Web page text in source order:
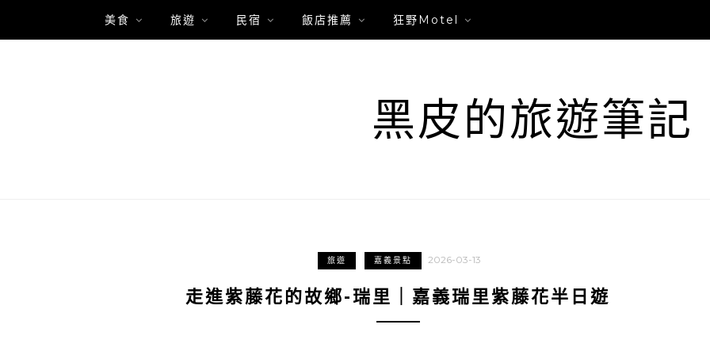
美食 旅遊 民宿 飯店推薦 狂野Motel
黑皮的旅遊筆記
旅遊 嘉義景點 2026-03-13
走進紫藤花的故鄉-瑞里｜嘉義瑞里紫藤花半日遊